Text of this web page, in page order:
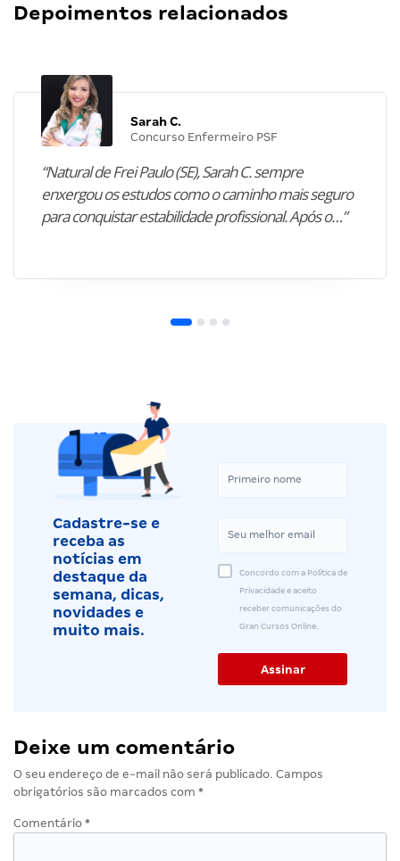
Depoimentos relacionados
Sarah C.
Concurso Enfermeiro PSF
“Natural de Frei Paulo (SE), Sarah C. sempre
enxergou os estudos como o caminho mais seguro
para conquistar estabilidade profissional. Após o…”
Cadastre-se e
receba as
notícias em
destaque da
semana, dicas,
novidades e
muito mais.
Concordo com a Política de
Privacidade e aceito
receber comunicações do
Gran Cursos Online.
Deixe um comentário
O seu endereço de e-mail não será publicado. Campos
obrigatórios são marcados com *
Comentário *